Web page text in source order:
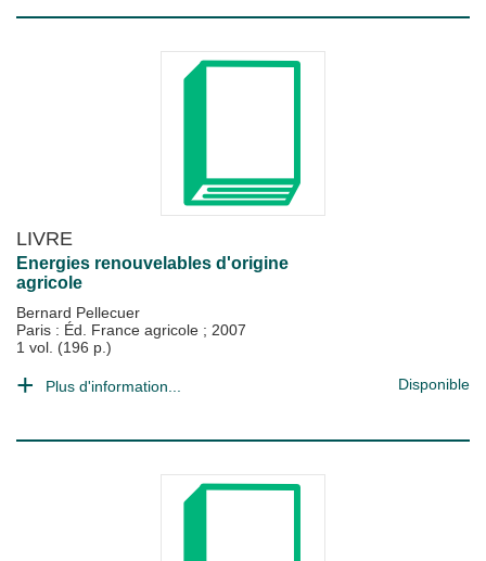
LIVRE
Energies renouvelables d'origine
agricole
Bernard Pellecuer
Paris : Éd. France agricole ; 2007
1 vol. (196 p.)
Plus d'information... Disponible